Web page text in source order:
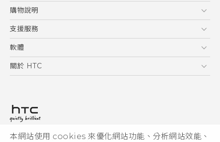
本網站使用 cookies 來優化網站功能、分析網站效能、
智慧型手機
配件
HTC Research
購物說明
購物須知
訂單管理
付款方式
支援服務
到府收送維修服務
服務中心資訊
客戶服務佈告欄
軟體
應用程式
HTC Sync Manager
關於 HTC
投資人
© 2011-2026 HTC Corporation